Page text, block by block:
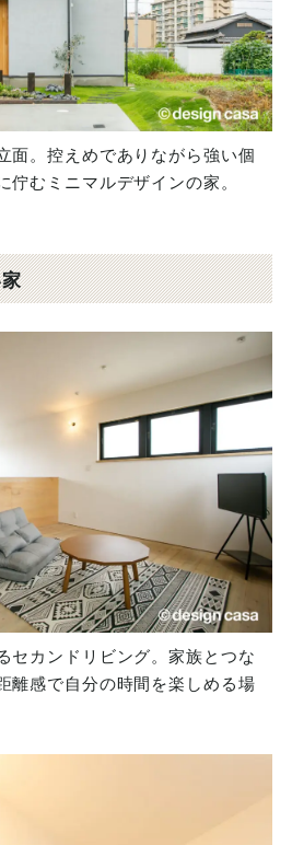
面。控えめでありながら強い個
佇むミニマルデザインの家。
セカンドリビング。家族とつな
離感で自分の時間を楽しめる場